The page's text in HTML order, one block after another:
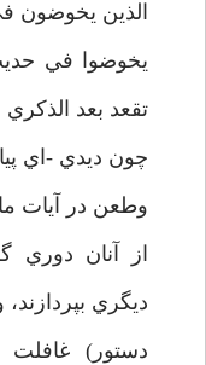
الذين يخوضون
يخوضوا في
تقعد بعد الذكري
چون ديدي -اي
وطعن در آيات
از آنان
ديگري
دستور)